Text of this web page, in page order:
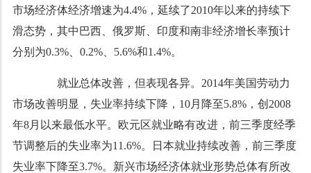
市场经济体经济增速为4.4%，延续了2010年以来的持续下
滑态势，其中巴西、俄罗斯、印度和南非经济增长率预计
分别为0.3%、0.2%、5.6%和1.4%。
就业总体改善，但表现各异。2014年美国劳动力
市场改善明显，失业率持续下降，10月降至5.8%，创2008
年8月以来最低水平。欧元区就业略有改进，前三季度经季
节调整后的失业率为11.6%。日本就业持续改善，前三季度
失业率下降至3.7%。新兴市场经济体就业形势总体有所改